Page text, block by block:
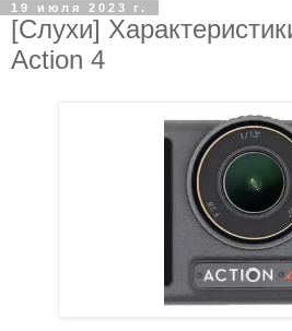
19 июля 2023 г.
[Слухи]
Action 4